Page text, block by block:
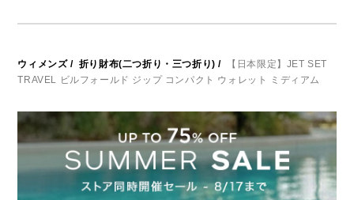
ウィメンズ/ 折り財布(二つ折り・三つ折り) /
【日本限定】JET SET
TRAVEL ビルフォールド ジップ コンパクト ウォレット ミディアム